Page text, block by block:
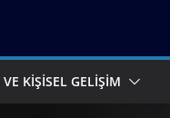
KİŞİSEL GELİŞİM